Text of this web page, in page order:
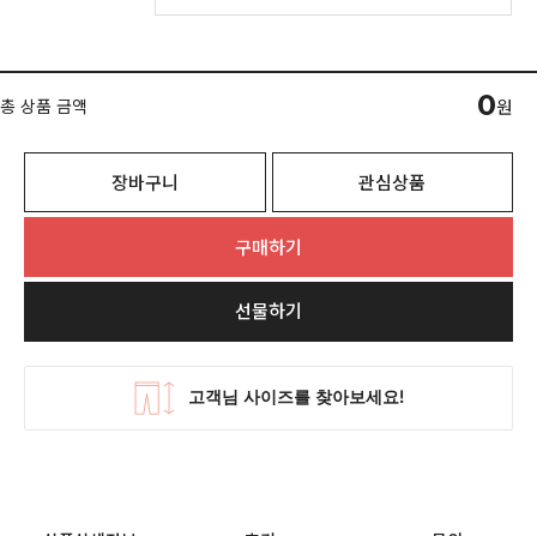
총 상품 금액 0원
장바구니 관심상품
구매하기
선물하기